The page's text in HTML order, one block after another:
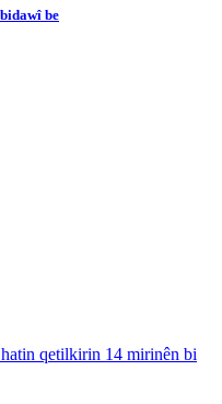
be
qetilkirin 14 mirinên bi